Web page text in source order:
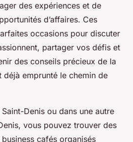
des expériences et de
d’affaires. Ces
occasions pour discuter
partager vos défis et
des conseils précieux de la
emprunté le chemin de
Denis ou dans une autre
vous pouvez trouver des
cafés organisés